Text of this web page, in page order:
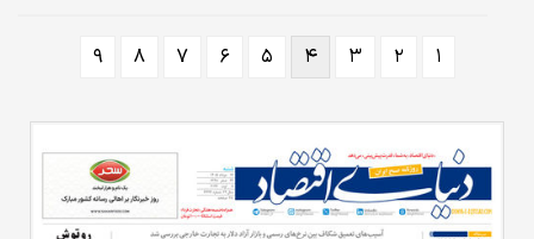
مجلس درباره برخوردهای سلبی گشت ارشاد با بانوان در گفت‌وگو با «دنیای اقتصاد»
۱ ۲ ۳ ۴ ۵ ۶ ۷ ۸ ۹